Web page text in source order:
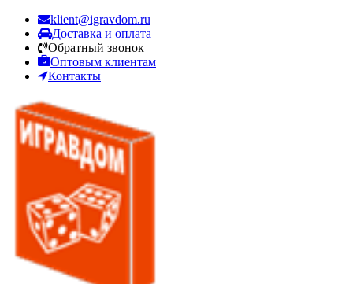
klient@igravdom.ru
Доставка и оплата
Обратный звонок
Оптовым клиентам
Контакты